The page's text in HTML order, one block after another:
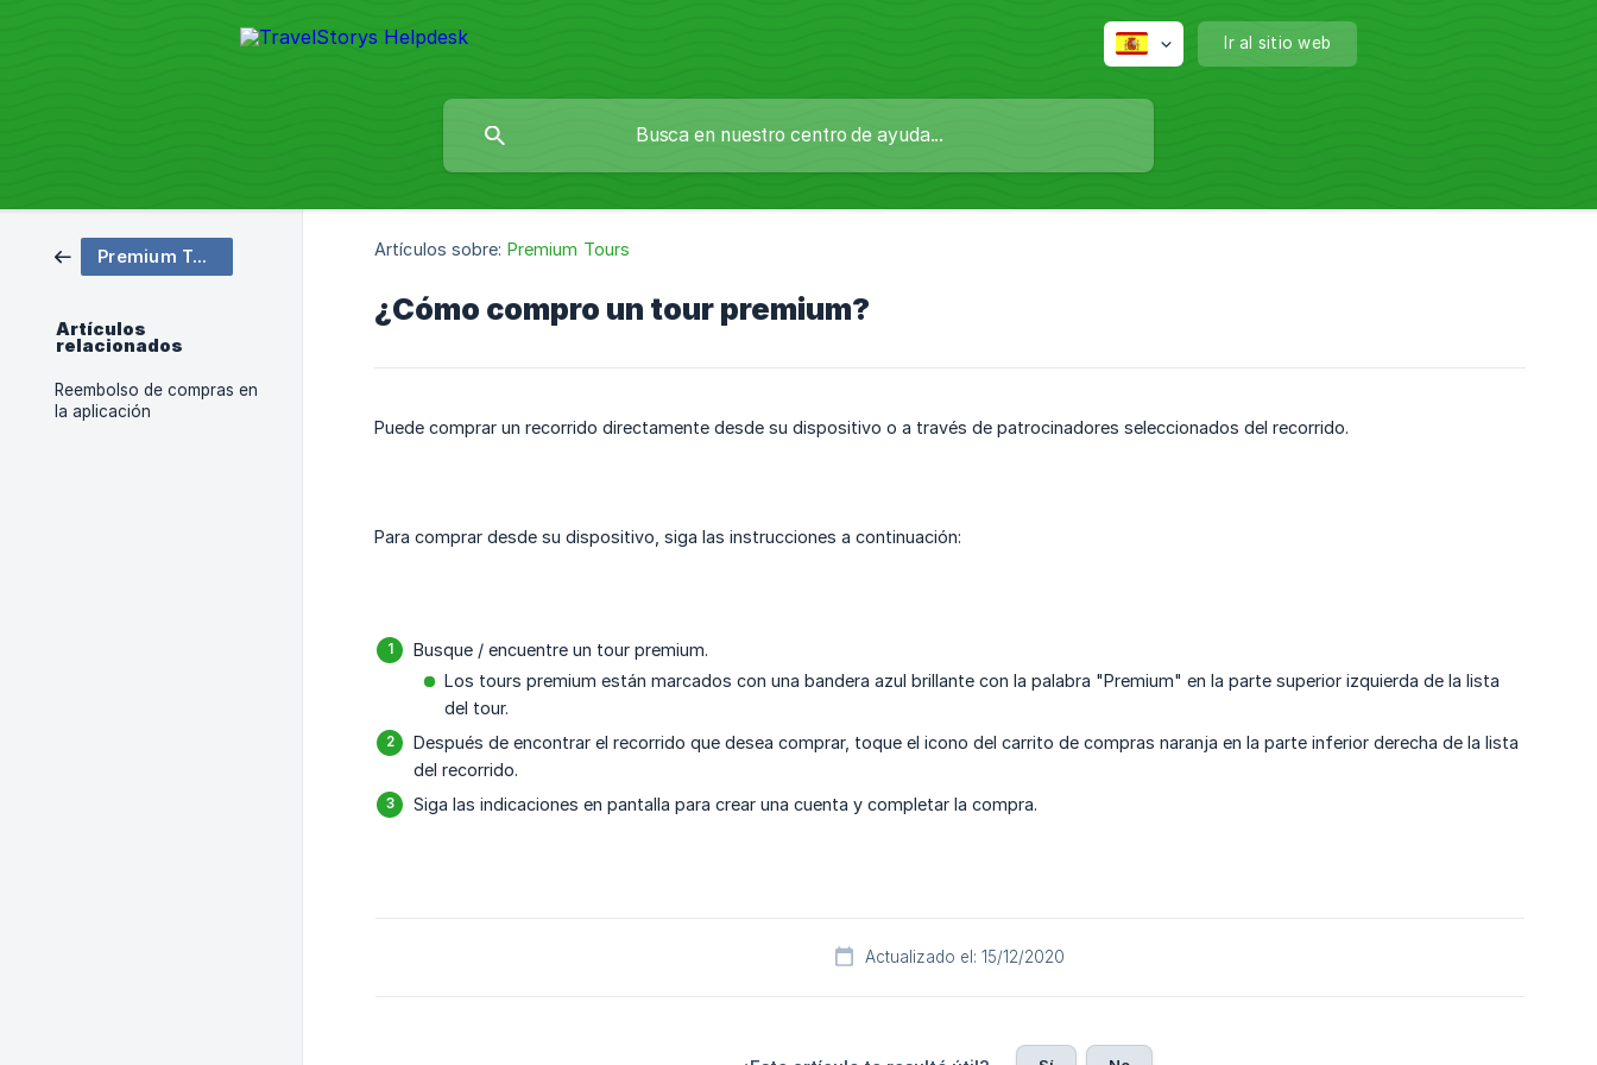
Ir al sitio web
Premium Tours
Artículos
relacionados
Reembolso de compras en
la aplicación
Artículos sobre: Premium Tours
¿Cómo compro un tour premium?
Puede comprar un recorrido directamente desde su dispositivo o a través de patrocinadores seleccionados del recorrido.
Para comprar desde su dispositivo, siga las instrucciones a continuación:
Busque / encuentre un tour premium.
Los tours premium están marcados con una bandera azul brillante con la palabra "Premium" en la parte superior izquierda de la lista
del tour.
Después de encontrar el recorrido que desea comprar, toque el icono del carrito de compras naranja en la parte inferior derecha de la lista
del recorrido.
Siga las indicaciones en pantalla para crear una cuenta y completar la compra.
Actualizado el: 15/12/2020